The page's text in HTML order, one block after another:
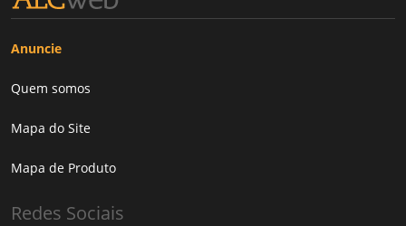
Anuncie
Quem somos
Mapa do Site
Mapa de Produto
Redes Sociais